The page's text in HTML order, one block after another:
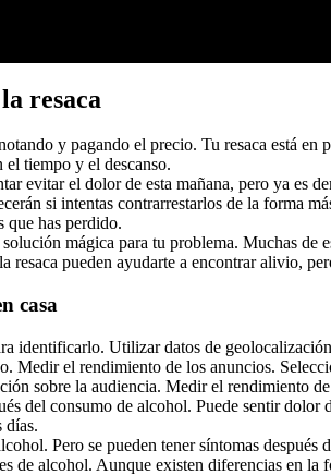
resaca
y pagando el precio. Tu resaca está
el tiempo y el descanso.
evitar el dolor de esta mañana, pero ya es
si intentas contrarrestarlos de la forma
que has perdido.
mágica para tu problema. Muchas de
pueden ayudarte a encontrar alivio,
casa
identificarlo. Utilizar datos de
Medir el rendimiento de los anuncios.
sobre la audiencia. Medir el rendimiento
del consumo de alcohol. Puede sentir
días.
Pero se pueden tener síntomas
de alcohol. Aunque existen diferencias en